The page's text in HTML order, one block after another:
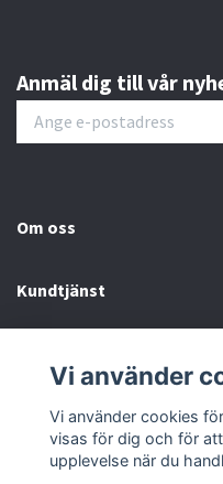
Anmäl dig till vår
Om oss
Kundtjänst
Sociala medier
Vi använder
Vi använder cookies
visas för dig och för
upplevelse när du